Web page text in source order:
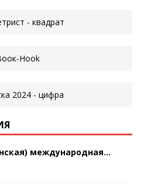
международная...